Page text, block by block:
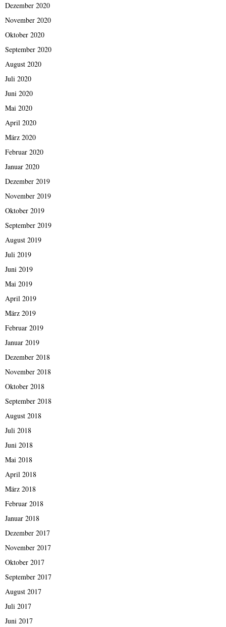
Dezember 2020
November 2020
Oktober 2020
September 2020
August 2020
Juli 2020
Juni 2020
Mai 2020
April 2020
März 2020
Februar 2020
Januar 2020
Dezember 2019
November 2019
Oktober 2019
September 2019
August 2019
Juli 2019
Juni 2019
Mai 2019
April 2019
März 2019
Februar 2019
Januar 2019
Dezember 2018
November 2018
Oktober 2018
September 2018
August 2018
Juli 2018
Juni 2018
Mai 2018
April 2018
März 2018
Februar 2018
Januar 2018
Dezember 2017
November 2017
Oktober 2017
September 2017
August 2017
Juli 2017
Juni 2017